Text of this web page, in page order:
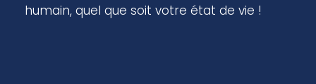
humain, quel que soit votre état de vie !